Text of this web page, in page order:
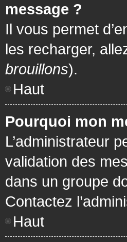
message ?
Il vous permet
les recharger,
brouillons).
Haut
Pourquoi mon
L’administrateur
validation des
dans un groupe
Contactez
Haut